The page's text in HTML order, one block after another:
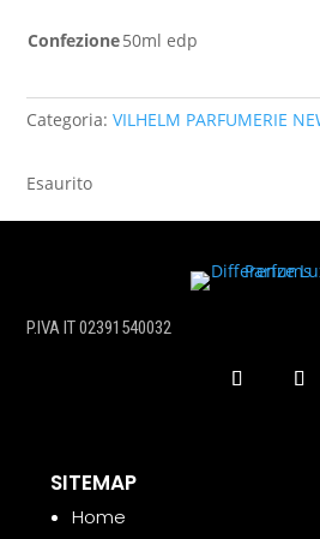
Confezione50ml edp
Categoria:VILHELM PARFUMERIE
Esaurito
P.IVA IT 02391540032
SITEMAP
Home